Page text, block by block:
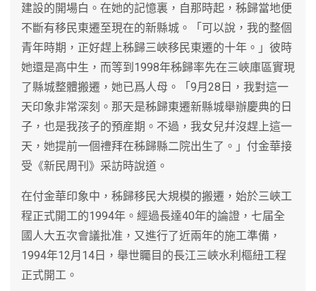
建設的開場白。在她的記憶裏，自那時起，秭歸當地便
不斷有移民東遷至現在的新縣城。「可以說，我的整個
青年時期，正好趕上秭歸三峽移民東遷的十年。」彼時
她還是高中生，而等到1998年秭歸率先在三峽庫區實現
了縣城整體搬遷，她已爲人母。「9月28日，我對這一
天印象非常深刻。那天是秭歸東遷新縣城舉辦慶典的日
子，也是我孩子的預産期。不過，我女兒幷沒趕上這一
天，她提前一個禮拜在秭歸縣二院出生了。」付金華接
受《新民周刊》采訪時說道。
在付金華印象中，秭歸移民大規模的搬遷，始於三峽工
程正式開工的1994年。經過長達40年的論證，七届全
國人大五次會議批准，又進行了近兩年的施工準備，
1994年12月14日，舉世矚目的長江三峽水利樞紐工程
正式開工。